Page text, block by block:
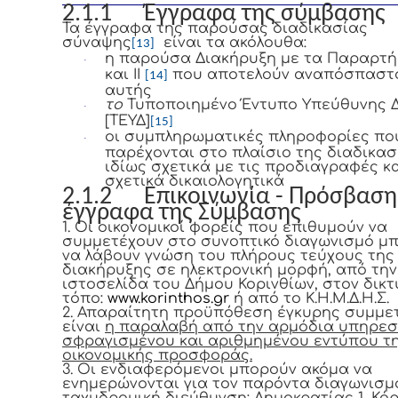
2.1.1 Έγγραφα της σύμβασης
Τα έγγραφα της παρούσας διαδικασίας
σύναψης [13] είναι τα ακόλουθα:
·
η παρούσα Διακήρυξη με τα
και ΙΙ
[14]
που αποτελούν
αυτής
· το Τυποποιημένο Έντυπο Υπεύθυνης
[ΤΕΥΔ] [15]
·
οι συμπληρωματικές πληροφορίες
παρέχονται στο πλαίσιο της
ιδίως σχετικά με τις προδιαγραφές
σχετικά δικαιολογητικά
2.1.2 Επικοινωνία -
έγγραφα της Σύμβασης
1. Οι οικονομικοί φορείς που επιθυμούν να
συμμετέχουν στο συνοπτικό διαγωνισμό
να λάβουν γνώση του πλήρους τεύχους της
διακήρυξης σε ηλεκτρονική μορφή, από την
ιστοσελίδα του Δήμου Κορινθίων, στον
τόπο: www.korinthos.gr ή από το Κ.Η.Μ.Δ.Η.Σ.
2. Απαραίτητη προϋπόθεση έγκυρης
είναι η παραλαβή από την αρμόδια
σφραγισμένου και αριθμημένου εντύπου
οικονομικής προσφοράς.
3. Οι ενδιαφερόμενοι μπορούν ακόμα να
ενημερώνονται για τον παρόντα